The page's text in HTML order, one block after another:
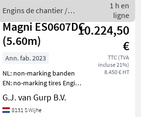
Engins de chantier /
Magni
1 h en
ligne
Magni ES0607DC
(5.60m)
10.224,50
€
TTC (TVA
incluse 21%)
8.450 € HT
Ann. fab. 2023
NL: non-marking banden
EN: no-marking tires Engins
de chantier Rampes
hydrauliques
G.J. van Gurp B.V.
8131 S Wijhe